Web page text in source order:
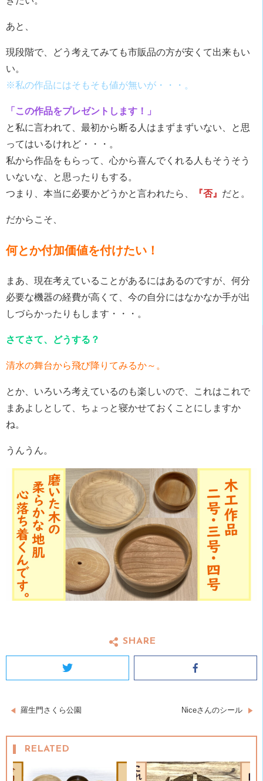
あと、
現段階で、どう考えてみても市販品の方が安くて出来もい
い。
※私の作品にはそもそも値が無いが・・・。
「この作品をプレゼントします！」
と私に言われて、最初から断る人はまずまずいない、と思
ってはいるけれど・・・。
私から作品をもらって、心から喜んでくれる人もそうそう
いないな、と思ったりもする。
つまり、本当に必要かどうかと言われたら、
『否』 だと。
だからこそ、
何とか付加価値を付けたい！
まあ、現在考えていることがあるにはあるのですが、何分
必要な機器の経費が高くて、今の自分にはなかなか手が出
しづらかったりもします・・・。
さてさて、どうする？
清水の舞台から飛び降りてみるか～。
とか、いろいろ考えているのも楽しいので、これはこれで
まあよしとして、ちょっと寝かせておくことにしますか
ね。
うんうん。
SHARE
Twitter
投
稿
ナ
羅生門さくら公園 Niceさんのシール
RELATED